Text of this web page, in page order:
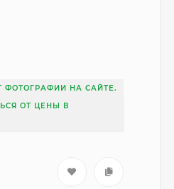
НА САЙТЕ.
ОТ ЦЕНЫ В